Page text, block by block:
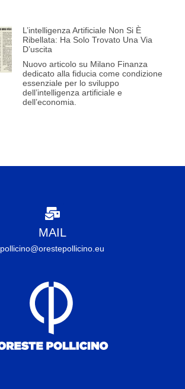
L’intelligenza Artificiale Non Si È
Ribellata: Ha Solo Trovato Una Via
D’uscita
Nuovo articolo su Milano Finanza
dedicato alla fiducia come condizione
essenziale per lo sviluppo
dell’intelligenza artificiale e
dell’economia.
MAIL
pollicino@orestepollicino.eu